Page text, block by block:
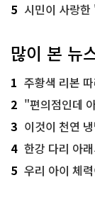
5 시민이 사랑한
많이 본 뉴
1 주황색 리본 따라
2 "편의점인데 아무
3 이것이 천연
4 한강 다리 아
5 우리 아이 체